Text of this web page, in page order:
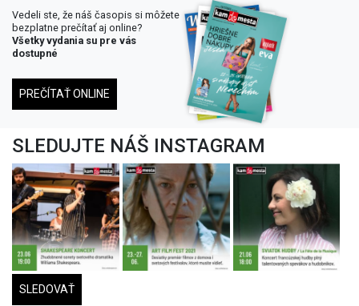
Vedeli ste, že náš časopis si môžete
bezplatne prečítať aj online?
Všetky vydania su pre vás
dostupné
PREČÍTAŤ ONLINE
SLEDUJTE NÁŠ INSTAGRAM
SLEDOVAŤ